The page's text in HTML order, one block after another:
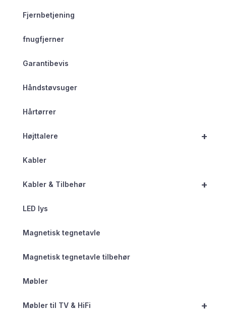
Fjernbetjening
fnugfjerner
Garantibevis
Håndstøvsuger
Hårtørrer
+
Højttalere
Kabler
+
Kabler & Tilbehør
LED lys
Magnetisk tegnetavle
Magnetisk tegnetavle tilbehør
Møbler
+
Møbler til TV & HiFi